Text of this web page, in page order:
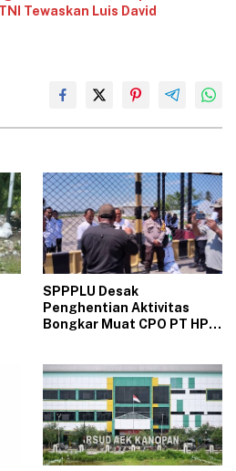
Tewaskan Luis David
‎SPPPLU Desak
Penghentian Aktivitas
Bongkar Muat CPO PT HPP